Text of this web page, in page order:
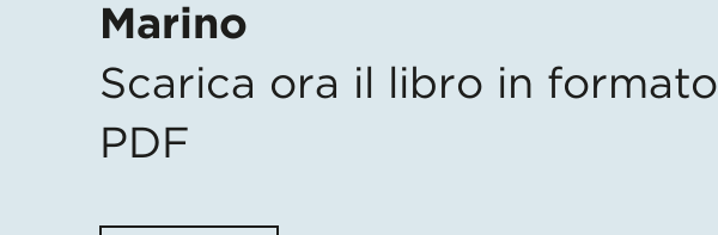
Marino
Scarica ora il libro in formato
PDF